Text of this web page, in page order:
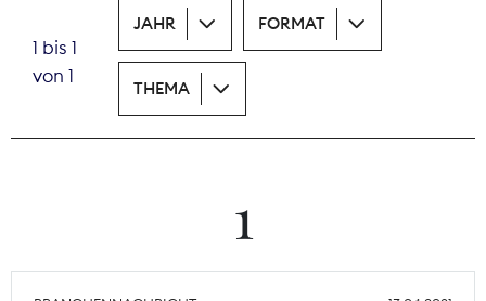
Recht
Tarifpolitik
Theodor-Wolff-Preis
1 bis 1
von 1
JAHR FORMAT
THEMA
1